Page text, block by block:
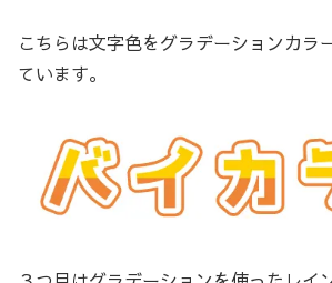
こちらは文字色をグラデーションカラ
ています。